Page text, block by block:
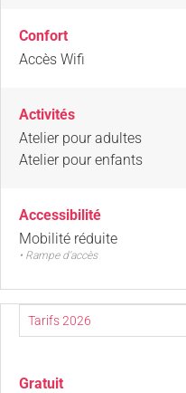
Confort
Accès Wifi
Activités
Atelier pour adultes
Atelier pour enfants
Accessibilité
Mobilité réduite
• Rampe d'accès
Gratuit